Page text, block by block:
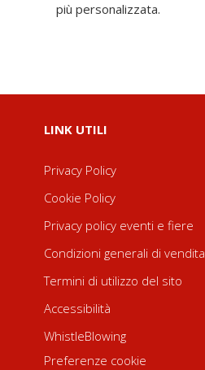
più personalizzata.
LINK UTILI
Privacy Policy
Cookie Policy
Privacy policy eventi e fiere
Condizioni generali di vendita
Termini di utilizzo del sito
Accessibilità
WhistleBlowing
Preferenze cookie